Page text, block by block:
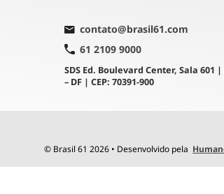
contato@brasil61.com
61 2109 9000
SDS Ed. Boulevard Center, Sala 601
– DF | CEP: 70391-900
© Brasil 61 2026 • Desenvolvido pela